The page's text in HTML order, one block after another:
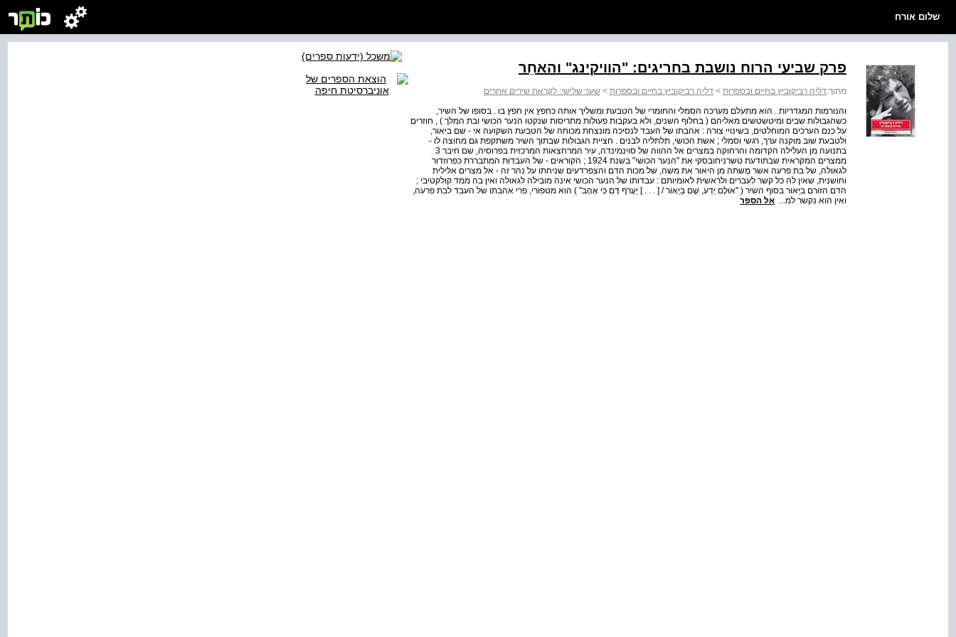
שלום אורח
פרק שביעי הרוח נושבת בחריגים: "הוויקינג" והאחֵר
מתוך:דליה רביקוביץ בחיים ובספרות > דליה רביקוביץ בחיים ובספרות > שער שלישי: לקראת שירים אחרים
והנורמות המגדריות . הוא מתעלם מערכה הסמלי והחומרי של הטבעת ומשליך אותה כחפץ אין חפץ בו . בסופו של השיר,
כשהגבולות שבים ומיטשטשים מאליהם ( בחלוף השנים, ולא בעקבות פעולות מתריסות שנקטו הנער הכושי ובת המלך ) , חוזרים
על כנם הערכים המוחלטים, בשינויי צורה : אהבתו של העבד לנסיכה מונצחת מכוחה של הטבעת השקועה אי ‑ שם ביאור,
ולטבעת שוב מוקנה ערך, רגשי וסמלי ; אשת הכושי, תלתליה לבנים . חציית הגבולות שבתוך השיר משתקפת גם מחוצה לו -
בתנועה מן העלילה הקדומה והרחוקה במצרים אל ההווה של סוינמינדה, עיר המרחצאות המרכזית בפרוסיה, שם חיבר 3
ממצרים המקראית שבתודעת טשרניחובסקי את "הנער הכושי" בשנת 1924 ; הקוראים - של העבדוּת המתבררת כפרוזדור
לגאולה, של בת פרעה אשר מָשתה מן היאור את משה, של מכות הדם והצפרדעים שניחתו על נהר זה - אל מצרים אלילית
וחושנית, שאין לה כל קשר לעִברים ולראשית לאומיותם : עבדותו של הנער הכושי אינה מובילה לגאולה ואין בה ממד קולקטיבי ;
הדם הזורם ביְּאור בסוף השיר ( "אוּלָם יָדַע, שָׁם בַּיְאוֹר / [ . . . ] יַעֲרֹף דָּם כִּי אָהָב" ) הוא מטפורי, פרי אהבתו של העבד לבת פרעה,
ואין הוא נקשר למ... אל הספר